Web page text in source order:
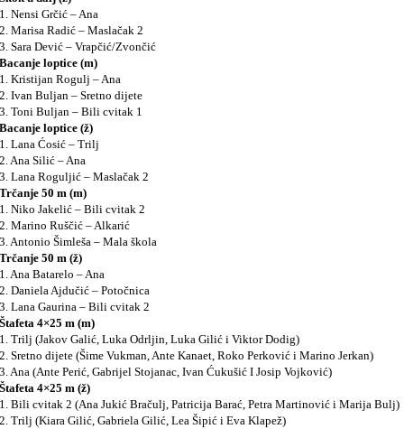
1. Nensi Grčić – Ana
2. Marisa Radić – Maslačak 2
3. Sara Dević – Vrapčić/Zvončić
Bacanje loptice (m)
1. Kristijan Rogulj – Ana
2. Ivan Buljan – Sretno dijete
3. Toni Buljan – Bili cvitak 1
Bacanje loptice (ž)
1. Lana Ćosić – Trilj
2. Ana Silić – Ana
3. Lana Roguljić – Maslačak 2
Trčanje 50 m (m)
1. Niko Jakelić – Bili cvitak 2
2. Marino Ruščić – Alkarić
3. Antonio Šimleša – Mala škola
Trčanje 50 m (ž)
1. Ana Batarelo – Ana
2. Daniela Ajdučić – Potočnica
3. Lana Gaurina – Bili cvitak 2
Štafeta 4×25 m (m)
1. Trilj (Jakov Galić, Luka Odrljin, Luka Gilić i Viktor Dodig)
2. Sretno dijete (Šime Vukman, Ante Kanaet, Roko Perković i Marino Jerkan)
3. Ana (Ante Perić, Gabrijel Stojanac, Ivan Ćukušić I Josip Vojković)
Štafeta 4×25 m (ž)
1. Bili cvitak 2 (Ana Jukić Bračulj, Patricija Barać, Petra Martinović i Marija Bulj)
2. Trilj (Kiara Gilić, Gabriela Gilić, Lea Šipić i Eva Klapež)